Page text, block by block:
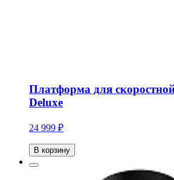
Платформа для
Deluxe
24 999 ₽
В корзину